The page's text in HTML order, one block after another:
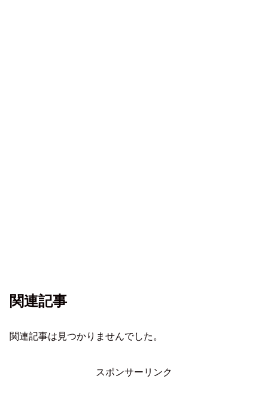
関連記事
関連記事は見つかりませんでした。
スポンサーリンク